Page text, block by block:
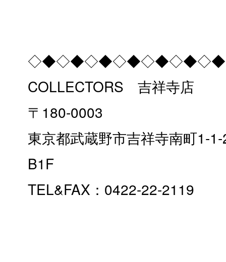
COLLECTORS 吉祥寺店
〒180-0003
東京都武蔵野市吉祥寺南町1-
B1F
TEL&FAX：0422-22-2119